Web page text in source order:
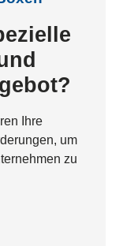
Ihre
um
zu